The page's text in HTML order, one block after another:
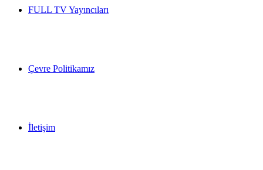
FULL TV Yayıncıları
Çevre Politikamız
İletişim